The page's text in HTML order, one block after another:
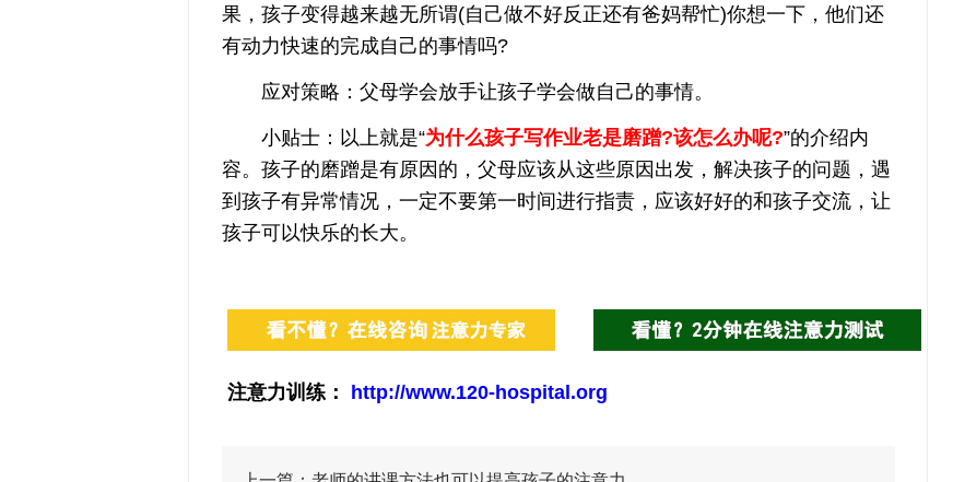
果，孩子变得越来越无所谓(自己做不好反正还有爸妈帮忙)你想一下，他们还
有动力快速的完成自己的事情吗?
应对策略：父母学会放手让孩子学会做自己的事情。
小贴士：以上就是“为什么孩子写作业老是磨蹭?该怎么办呢?”的介绍内
容。孩子的磨蹭是有原因的，父母应该从这些原因出发，解决孩子的问题，遇
到孩子有异常情况，一定不要第一时间进行指责，应该好好的和孩子交流，让
孩子可以快乐的长大。
注意力训练： http://www.120-hospital.org